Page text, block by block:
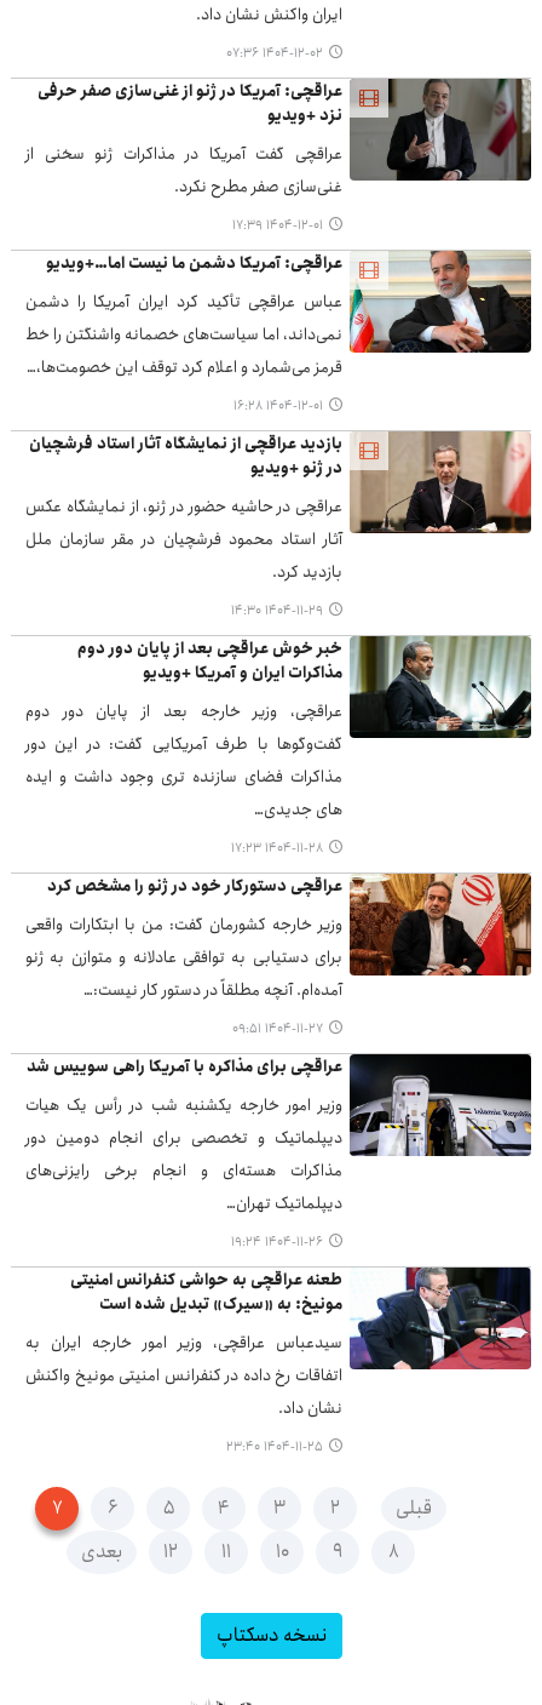
ایران واکنش نشان داد.
۱۴۰۴-۱۲-۰۲ ۰۷:۳۶
عراقچی: آمریکا در ژنو از غنی‌سازی صفر حرفی
نزد +ویدیو
عراقچی گفت آمریکا در مذاکرات ژنو سخنی از
غنی‌سازی صفر مطرح نکرد.
۱۴۰۴-۱۲-۰۱ ۱۷:۳۹
عراقچی: آمریکا دشمن ما نیست اما…+ویدیو
عباس عراقچی تأکید کرد ایران آمریکا را دشمن
نمی‌داند، اما سیاست‌های خصمانه واشنگتن را خط
قرمز می‌شمارد و اعلام کرد توقف این خصومت‌ها،…
۱۴۰۴-۱۲-۰۱ ۱۶:۲۸
بازدید عراقچی از نمایشگاه آثار استاد فرشچیان
در ژنو +ویدیو
عراقچی در حاشیه حضور در ژنو، از نمایشگاه عکس
آثار استاد محمود فرشچیان در مقر سازمان ملل
بازدید کرد.
۱۴۰۴-۱۱-۲۹ ۱۴:۳۰
خبر خوش عراقچی بعد از پایان دور دوم
مذاکرات ایران و آمریکا +ویدیو
عراقچی، وزیر خارجه بعد از پایان دور دوم
گفت‌وگوها با طرف آمریکایی گفت: در این دور
مذاکرات فضای سازنده تری وجود داشت و ایده
های جدیدی…
۱۴۰۴-۱۱-۲۸ ۱۷:۲۳
عراقچی دستورکار خود در ژنو را مشخص کرد
وزیر خارجه کشورمان گفت: من با ابتکارات واقعی
برای دستیابی به توافقی عادلانه و متوازن به ژنو
آمده‌ام. آنچه مطلقاً در دستور کار نیست:…
۱۴۰۴-۱۱-۲۷ ۰۹:۵۱
عراقچی برای مذاکره با آمریکا راهی سوییس شد
وزیر امور خارجه یکشنبه شب در رأس یک هیات
دیپلماتیک و تخصصی برای انجام دومین دور
مذاکرات هسته‌ای و انجام برخی رایزنی‌های
دیپلماتیک تهران…
۱۴۰۴-۱۱-۲۶ ۱۹:۲۴
طعنه عراقچی به حواشی کنفرانس امنیتی
مونیخ: به «سیرک» تبدیل شده است
سیدعباس عراقچی، وزیر امور خارجه ایران به
اتفاقات رخ داده در کنفرانس امنیتی مونیخ واکنش
نشان داد.
۱۴۰۴-۱۱-۲۵ ۲۳:۴۰
قبلی ۲ ۳ ۴ ۵ ۶
۷
۸
۹ ۱۰ ۱۱ ۱۲ بعدی
نسخه دسکتاپ